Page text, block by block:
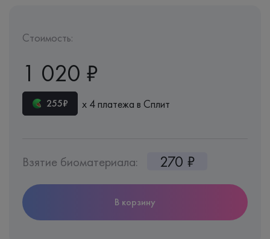
Стоимость:
1 020 ₽
255₽ х 4 платежа в Сплит
Взятие биоматериала: 270 ₽
В корзину